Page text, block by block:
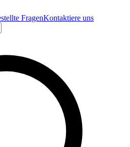
FragenKontaktiere uns